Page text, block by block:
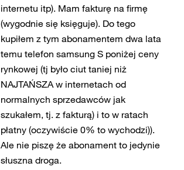
internetu itp). Mam fakturę na firmę
(wygodnie się księguje). Do tego
kupiłem z tym abonamentem dwa lata
temu telefon samsung S poniżej ceny
rynkowej (tj było ciut taniej niż
NAJTAŃSZA w internetach od
normalnych sprzedawców jak
szukałem, tj. z fakturą) i to w ratach
płatny (oczywiście 0% to wychodzi)).
Ale nie piszę że abonament to jedynie
słuszna droga.